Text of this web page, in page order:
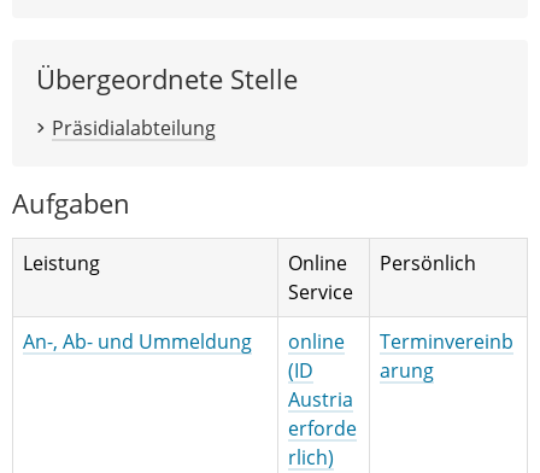
Übergeordnete Stelle
Präsidialabteilung
Aufgaben
Leistung
Online
Service
Persönlich
An-, Ab- und Ummeldung
online
(ID
Austria
erforde
rlich)
Terminvereinb
arung